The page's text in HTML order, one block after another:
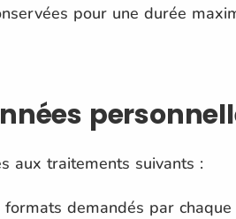
pour une durée
aux traitements suivants :
demandés par chaque